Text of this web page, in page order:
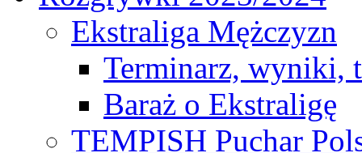
Ekstraliga Mężczyzn
Terminarz, wyniki,
Baraż o Ekstraligę
TEMPISH Puchar